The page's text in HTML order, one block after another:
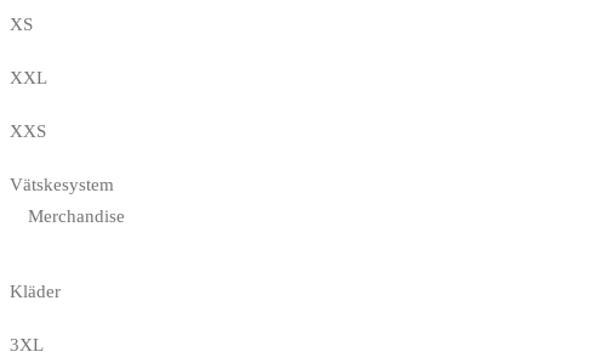
XS
XXL
XXS
Vätskesystem
Merchandise
Kläder
3XL